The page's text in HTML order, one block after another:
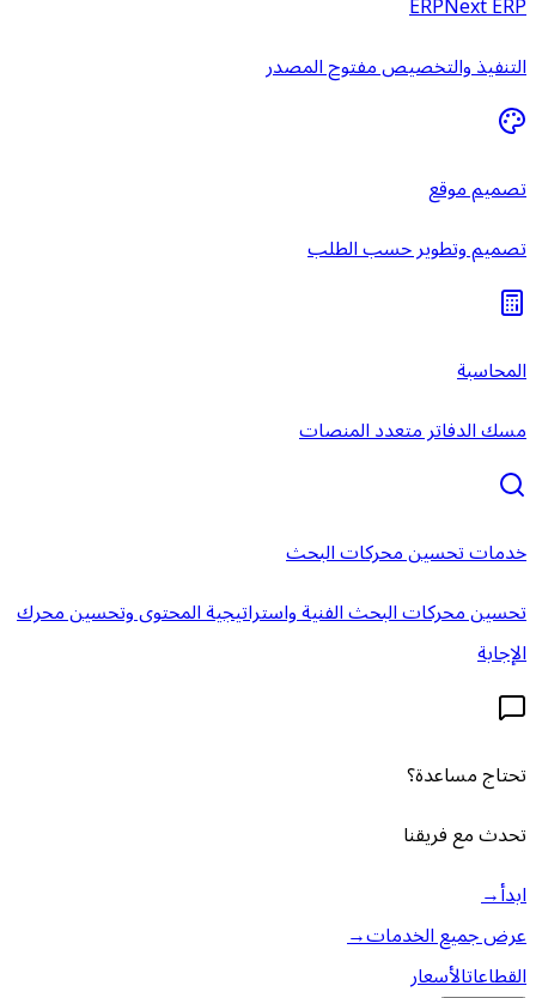
التنفيذ والتخصيص مفتوح المصدر
تصميم موقع
تصميم وتطوير حسب الطلب
المحاسبة
مسك الدفاتر متعدد المنصات
خدمات تحسين محركات البحث
تحسين محركات البحث الفنية واستراتيجية المحتوى وتحسين محرك
الإجابة
تحتاج مساعدة؟
تحدث مع فريقنا
ابدأ→
عرض جميع الخدمات→
القطاعاتالأسعار